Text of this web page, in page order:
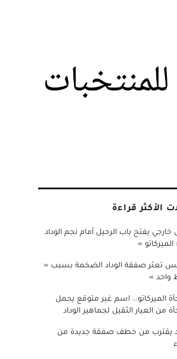
للمنتخبات
الأكثر قراءة
يفتح باب الرحيل أمام نجم الوداد
»
تعثر صفقة الوداد الضخمة بسبب «
واحد »
الميركاتو... اسم غير متوقع يحمل
من العيار الثقيل لجماهير الوداد
يقترب من خطف صفقة جديدة من